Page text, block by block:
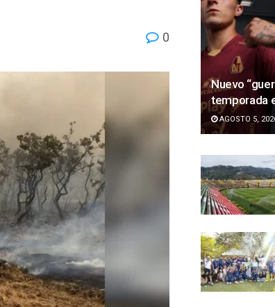
0
Nuevo
temporada
AGOSTO 5,